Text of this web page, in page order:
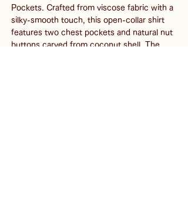
Pockets. Crafted from viscose fabric with a
silky-smooth touch, this open-collar shirt
features two chest pockets and natural nut
buttons carved from coconut shell. The